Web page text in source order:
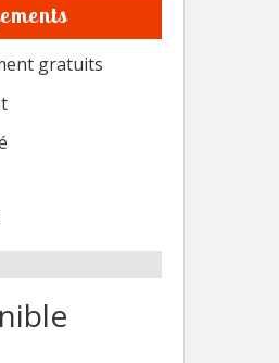
gratuits